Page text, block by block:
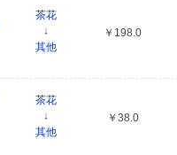
茶花
↓
其他
￥198.0
茶花
↓
其他
￥38.0